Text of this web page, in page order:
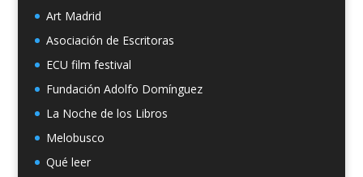
Art Madrid
Asociación de Escritoras
ECU film festival
Fundación Adolfo Domínguez
La Noche de los Libros
Melobusco
Qué leer